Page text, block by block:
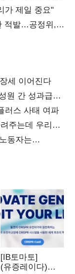
가 제일 중요"
적발…공정위,
세 이어진다
원 간 성과급
러스 사태 여파
주는데 우리는
구하기
동자는
[IB토마토]
(유증레이다)